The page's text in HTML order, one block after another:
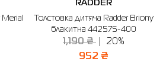
RADDER
Толстовка дитяча Radder Briony
блакитна 442575-400
1,190 ₴ 20%
952 ₴